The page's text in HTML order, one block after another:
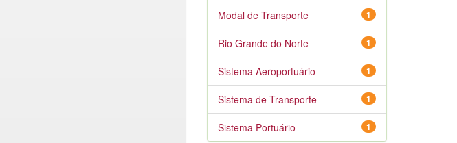
1
Modal de Transporte
1
Rio Grande do Norte
1
Sistema Aeroportuário
1
Sistema de Transporte
1
Sistema Portuário